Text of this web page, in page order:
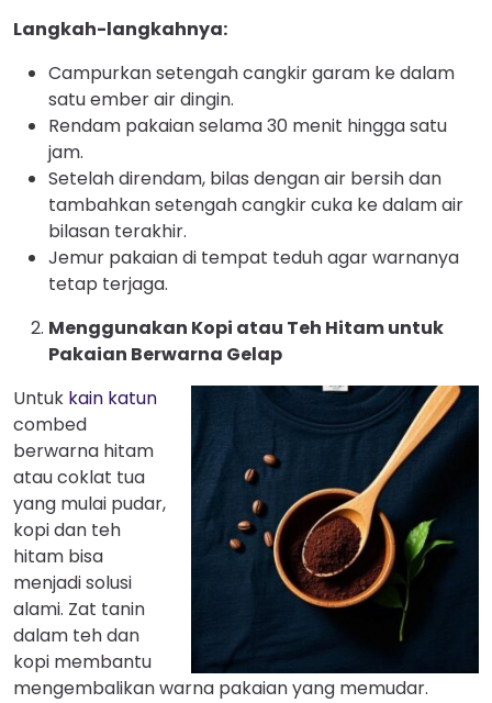
Langkah-langkahnya:
Campurkan setengah cangkir garam ke dalam
satu ember air dingin.
Rendam pakaian selama 30 menit hingga satu
jam.
Setelah direndam, bilas dengan air bersih dan
tambahkan setengah cangkir cuka ke dalam air
bilasan terakhir.
Jemur pakaian di tempat teduh agar warnanya
tetap terjaga.
Menggunakan Kopi atau Teh Hitam untuk
Pakaian Berwarna Gelap
Untuk kain katun
combed
berwarna hitam
atau coklat tua
yang mulai pudar,
kopi dan teh
hitam bisa
menjadi solusi
alami. Zat tanin
dalam teh dan
kopi membantu
mengembalikan warna pakaian yang memudar.